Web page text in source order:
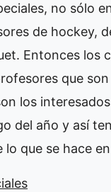
no sólo
de hockey,
Entonces los
que
los
del año y así
lo que se hace